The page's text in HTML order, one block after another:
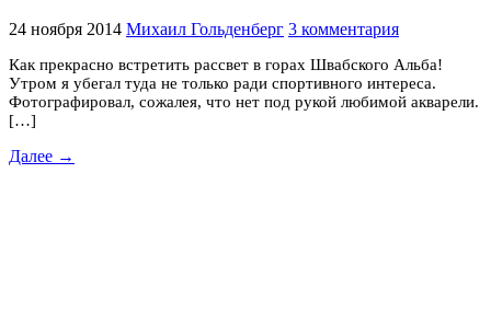
24 ноября 2014 Михаил Гольденберг 3 комментария
Как прекрасно встретить рассвет в горах Швабского Альба!
Утром я убегал туда не только ради спортивного интереса.
Фотографировал, сожалея, что нет под рукой любимой акварели.
[…]
Далее →